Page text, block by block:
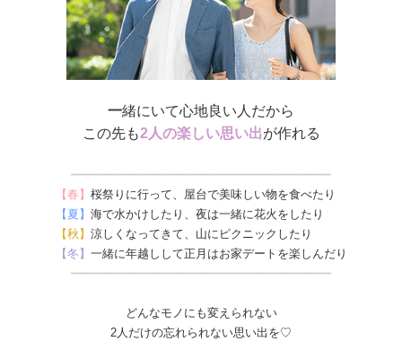
一緒にいて心地良い人だから
この先も2人の楽しい思い出が作れる
【春】 桜祭りに行って、屋台で美味しい物を食べたり
【夏】 海で水かけしたり、夜は一緒に花火をしたり
【秋】 涼しくなってきて、山にピクニックしたり
【冬】 一緒に年越しして正月はお家デートを楽しんだり
どんなモノにも変えられない
2人だけの忘れられない思い出を♡